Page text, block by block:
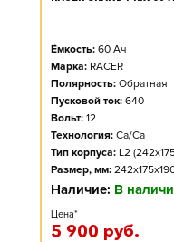
Ёмкость: 60 Ач
Марка: RACER
Полярность: Обратная
Пусковой ток: 640
Вольт: 12
Технология: Ca/Ca
Тип корпуса: L2
Размер, мм:
Наличие: В
Цена*
5 900 руб.